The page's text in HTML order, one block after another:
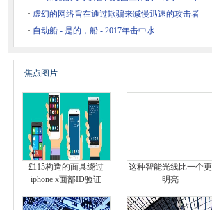
· 虚幻的网络旨在通过欺骗来减慢迅速的攻击者
· 自动船 - 是的，船 - 2017年击中水
焦点图片
£115构造的面具绕过
iphone x面部ID验证
这种智能光线比一个更
明亮